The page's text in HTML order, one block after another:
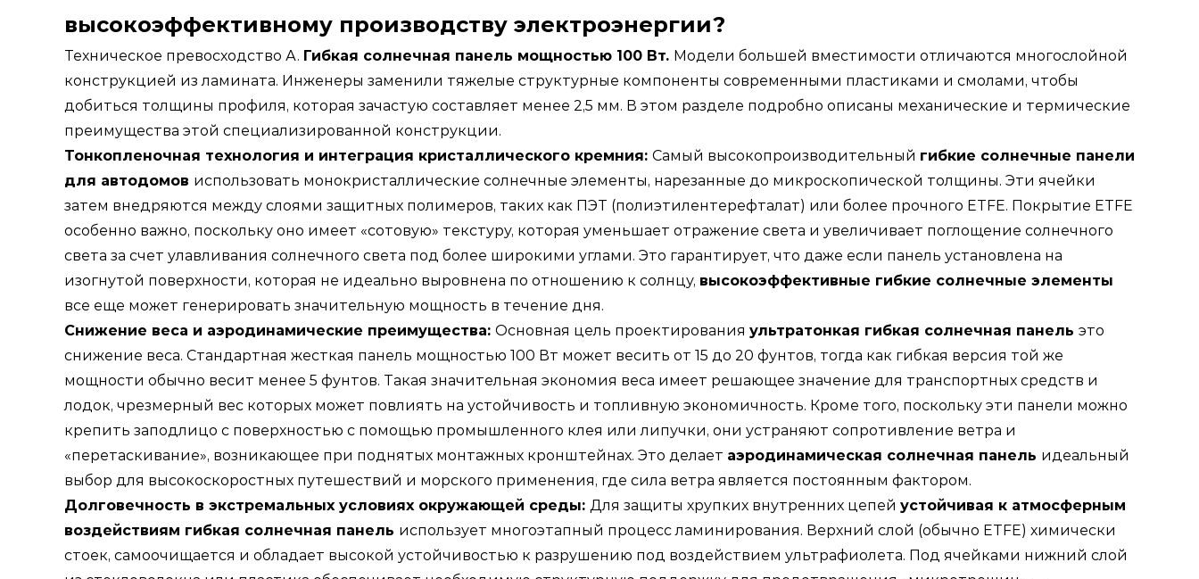
высокоэффективному производству электроэнергии?
Техническое превосходство А. Гибкая солнечная панель мощностью 100 Вт. Модели большей вместимости отличаются многослойной
конструкцией из ламината. Инженеры заменили тяжелые структурные компоненты современными пластиками и смолами, чтобы
добиться толщины профиля, которая зачастую составляет менее 2,5 мм. В этом разделе подробно описаны механические и термические
преимущества этой специализированной конструкции.
Тонкопленочная технология и интеграция кристаллического кремния: Самый высокопроизводительный гибкие солнечные панели
для автодомов использовать монокристаллические солнечные элементы, нарезанные до микроскопической толщины. Эти ячейки
затем внедряются между слоями защитных полимеров, таких как ПЭТ (полиэтилентерефталат) или более прочного ETFE. Покрытие ETFE
особенно важно, поскольку оно имеет «сотовую» текстуру, которая уменьшает отражение света и увеличивает поглощение солнечного
света за счет улавливания солнечного света под более широкими углами. Это гарантирует, что даже если панель установлена на
изогнутой поверхности, которая не идеально выровнена по отношению к солнцу, высокоэффективные гибкие солнечные элементы
все еще может генерировать значительную мощность в течение дня.
Снижение веса и аэродинамические преимущества: Основная цель проектирования ультратонкая гибкая солнечная панель это
снижение веса. Стандартная жесткая панель мощностью 100 Вт может весить от 15 до 20 фунтов, тогда как гибкая версия той же
мощности обычно весит менее 5 фунтов. Такая значительная экономия веса имеет решающее значение для транспортных средств и
лодок, чрезмерный вес которых может повлиять на устойчивость и топливную экономичность. Кроме того, поскольку эти панели можно
крепить заподлицо с поверхностью с помощью промышленного клея или липучки, они устраняют сопротивление ветра и
«перетаскивание», возникающее при поднятых монтажных кронштейнах. Это делает аэродинамическая солнечная панель идеальный
выбор для высокоскоростных путешествий и морского применения, где сила ветра является постоянным фактором.
Долговечность в экстремальных условиях окружающей среды: Для защиты хрупких внутренних цепей устойчивая к атмосферным
воздействиям гибкая солнечная панель использует многоэтапный процесс ламинирования. Верхний слой (обычно ETFE) химически
стоек, самоочищается и обладает высокой устойчивостью к разрушению под воздействием ультрафиолета. Под ячейками нижний слой